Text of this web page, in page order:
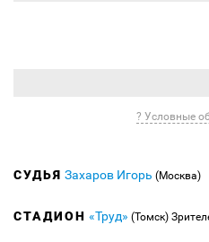
? Условные
СУДЬЯ Захаров Игорь (Москва)
СТАДИОН «Труд» (Томск)